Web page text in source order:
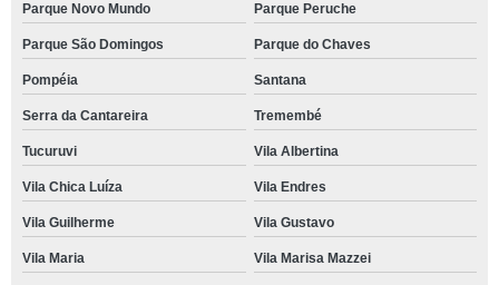
Parque Novo Mundo Parque Peruche
Parque São Domingos Parque do Chaves
Pompéia Santana
Serra da Cantareira Tremembé
Tucuruvi Vila Albertina
Vila Chica Luíza Vila Endres
Vila Guilherme Vila Gustavo
Vila Maria Vila Marisa Mazzei